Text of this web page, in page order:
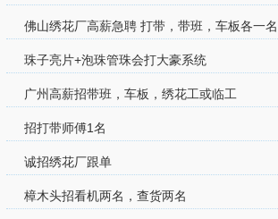
佛山绣花厂高薪急聘 打带，带班，车板各一
珠子亮片+泡珠管珠会打大豪系统
广州高薪招带班，车板，绣花工或临工
招打带师傅1名
诚招绣花厂跟单
樟木头招看机两名，查货两名